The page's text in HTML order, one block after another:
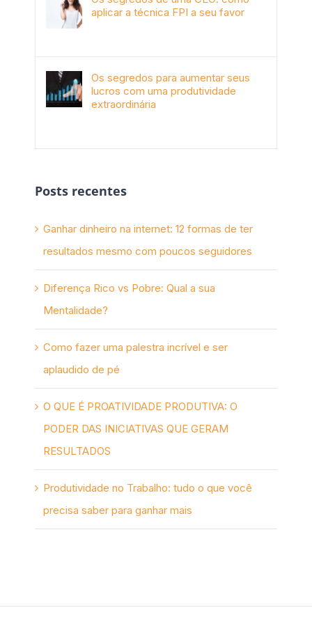
aplicar a técnica FPI a seu favor
Os segredos para aumentar seus
lucros com uma produtividade
extraordinária
Posts recentes
Ganhar dinheiro na internet: 12 formas de ter
resultados mesmo com poucos seguidores
Diferença Rico vs Pobre: Qual a sua
Mentalidade?
Como fazer uma palestra incrível e ser
aplaudido de pé
O QUE É PROATIVIDADE PRODUTIVA: O
PODER DAS INICIATIVAS QUE GERAM
RESULTADOS
Produtividade no Trabalho: tudo o que você
precisa saber para ganhar mais